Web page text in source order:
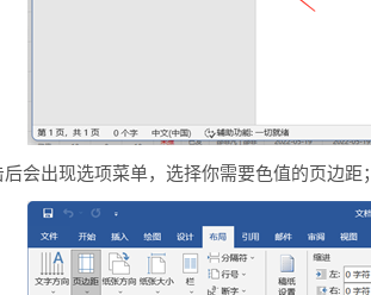
会出现选项菜单，选择你需要色值的页边距；